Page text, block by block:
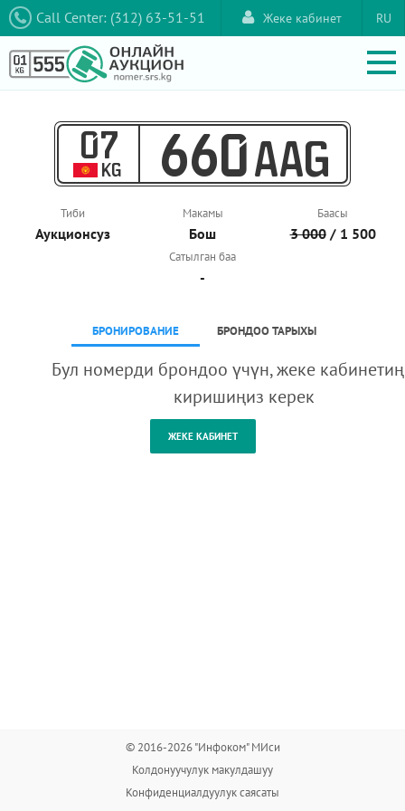
Call Center: (312) 63-51-51 RU
Жеке кабинет
07
KG 660 AAG
Тиби
Аукционcуз
Макамы
Бош
Баасы
3 000/ 1 500
Сатылган баа
-
БРОНИРОВАНИЕ БРОНДОО ТАРЫХЫ
Бул номерди брондоо үчүн, жеке
киришиңиз керек
© 2016-2026 "Инфоком" МИси
Колдонуучулук макулдашуу
Конфиденциалдуулук саясаты